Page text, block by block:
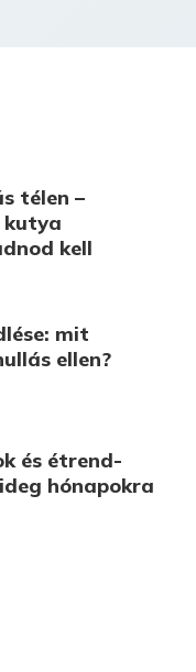
télen –
kutya
kell
mit
ellen?
és étrend-
hónapokra